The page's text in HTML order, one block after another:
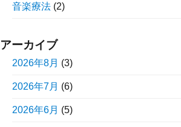
音楽療法 (2)
アーカイブ
2026年8月 (3)
2026年7月 (6)
2026年6月 (5)